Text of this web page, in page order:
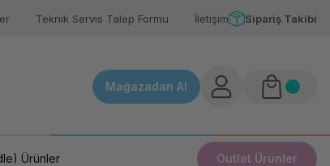
Teknik Servis Talep Formu İletişim Sipariş Takibi
Mağazadan Al
Ürünler Outlet Ürünler